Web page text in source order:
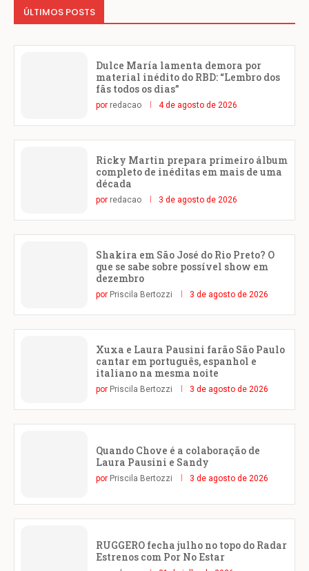
ÚLTIMOS POSTS
Dulce María lamenta demora por
material inédito do RBD: “Lembro dos
fãs todos os dias”
por redacao 4 de agosto de 2026
Ricky Martin prepara primeiro álbum
completo de inéditas em mais de uma
década
por redacao 3 de agosto de 2026
Shakira em São José do Rio Preto? O
que se sabe sobre possível show em
dezembro
por Priscila Bertozzi 3 de agosto de 2026
Xuxa e Laura Pausini farão São Paulo
cantar em português, espanhol e
italiano na mesma noite
por Priscila Bertozzi 3 de agosto de 2026
Quando Chove é a colaboração de
Laura Pausini e Sandy
por Priscila Bertozzi 3 de agosto de 2026
RUGGERO fecha julho no topo do Radar
Estrenos com Por No Estar